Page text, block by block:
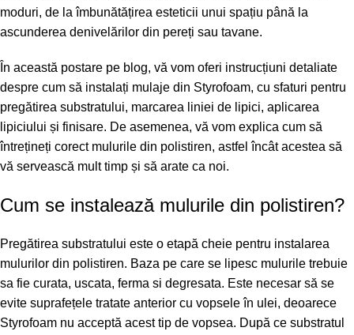
moduri, de la îmbunătățirea esteticii unui spațiu până la
ascunderea denivelărilor din pereți sau tavane.
În această postare pe blog, vă vom oferi instrucțiuni detaliate
despre cum să instalați mulaje din Styrofoam, cu sfaturi pentru
pregătirea substratului, marcarea liniei de lipici, aplicarea
lipiciului și finisare. De asemenea, vă vom explica cum să
întrețineți corect mulurile din polistiren, astfel încât acestea să
vă servească mult timp și să arate ca noi.
Cum se instalează mulurile din polistiren?
Pregătirea substratului este o etapă cheie pentru instalarea
mulurilor din polistiren. Baza pe care se lipesc mulurile trebuie
sa fie curata, uscata, ferma si degresata. Este necesar să se
evite suprafețele tratate anterior cu vopsele în ulei, deoarece
Styrofoam nu acceptă acest tip de vopsea. După ce substratul